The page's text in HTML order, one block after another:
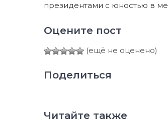
пре­зи­ден­та­ми с юнос­тью в
Оцените пост
(ещё не оценено)
Поделиться
Читайте также